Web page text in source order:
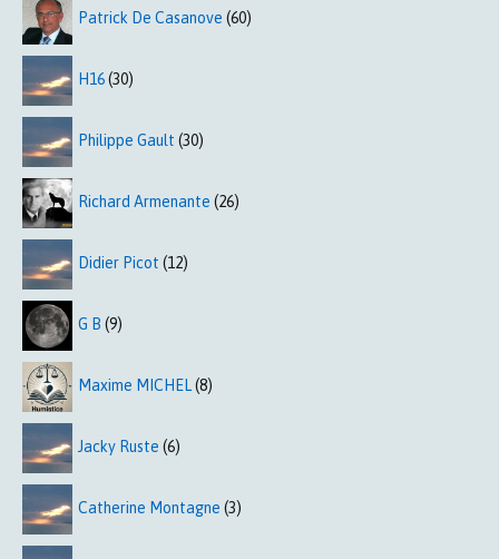
Patrick De Casanove (60)
H16(30)
Philippe Gault (30)
Richard Armenante (26)
Didier Picot (12)
G B (9)
Maxime MICHEL(8)
Jacky Ruste (6)
Catherine Montagne (3)